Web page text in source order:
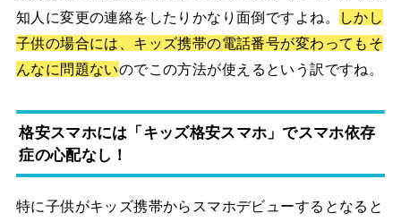
知人に変更の連絡をしたりかなり面倒ですよね。
しかし
子供の場合には、キッズ携帯の電話番号が変わってもそ
んなに問題ないのでこの方法が使えるという訳ですね。
格安スマホには「キッズ格安スマホ」でスマホ依存
症の心配なし！
特に子供がキッズ携帯からスマホデビューするとなると